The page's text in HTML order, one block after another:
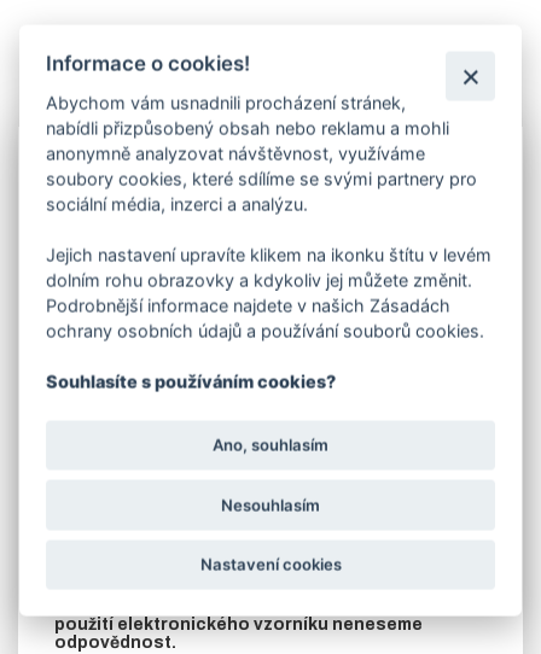
Info
Lakovánídveří vypalovanou práškovou barvou -
komaxitemRAL 7035 světle šedá. Jedná se o
příplatek ke dveřím, které jste si objednali.
V objednávací tabulce e-shopu vyberte rozměr -
šíři dveří .
V případě požadavku na jinou barvu dle stupnice RAL,
zašleme cenu na vyžádání.
přinýtován k rámu až po nalakování.
OBDRŽENÍ VYBALIT Z OCHRANNÉ FOLIE!!
nemohou být nikdy věrně reprodukovány. Pro
použití elektronického vzorníku neneseme
odpovědnost.
Informace o cookies!
Abychom vám usnadnili procházení stránek,
nabídli přizpůsobený obsah nebo reklamu a mohli
anonymně analyzovat návštěvnost, využíváme
soubory cookies, které sdílíme se svými partnery pro
sociální média, inzerci a analýzu.
Jejich nastavení upravíte klikem na ikonku štítu v levém
dolním rohu obrazovky a kdykoliv jej můžete změnit.
Podrobnější informace najdete v našich Zásadách
ochrany osobních údajů a používání souborů cookies.
Souhlasíte s používáním cookies?
Ano, souhlasím
Nesouhlasím
Nastavení cookies